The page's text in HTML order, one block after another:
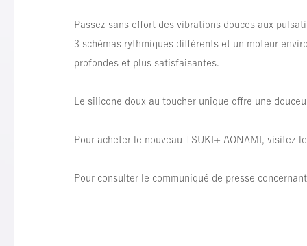
Passez sans effort des vibrations douces aux
3 schémas rythmiques différents et un moteur
profondes et plus satisfaisantes.
Le silicone doux au toucher unique offre une
Pour acheter le nouveau TSUKI+ AONAMI, visitez
Pour consulter le communiqué de presse